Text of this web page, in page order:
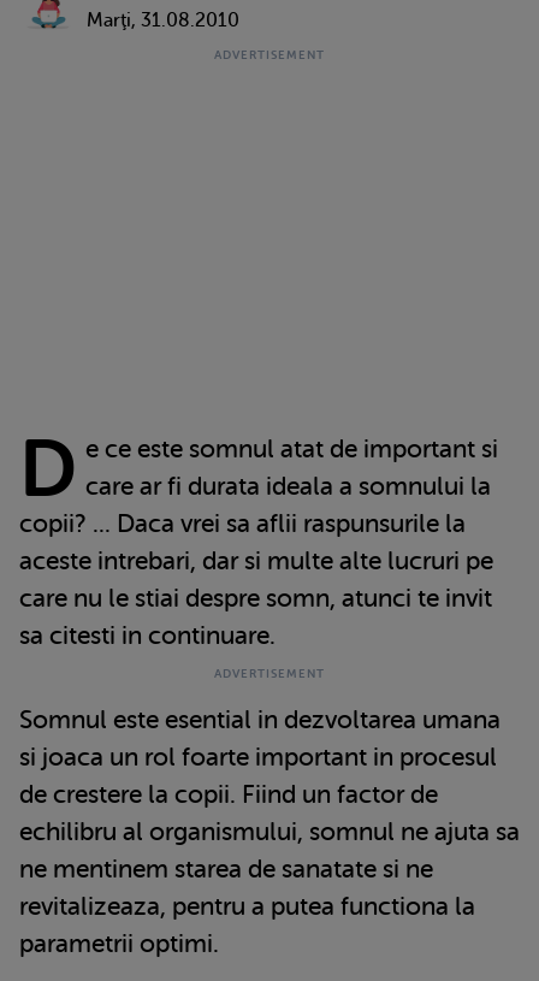
Marţi, 31.08.2010
D e ce este somnul atat de important si
care ar fi durata ideala a somnului la
copii? ... Daca vrei sa aflii raspunsurile la
aceste intrebari, dar si multe alte lucruri pe
care nu le stiai despre somn, atunci te invit
sa citesti in continuare.
Somnul este esential in dezvoltarea umana
si joaca un rol foarte important in procesul
de crestere la copii. Fiind un factor de
echilibru al organismului, somnul ne ajuta sa
ne mentinem starea de sanatate si ne
revitalizeaza, pentru a putea functiona la
parametrii optimi.